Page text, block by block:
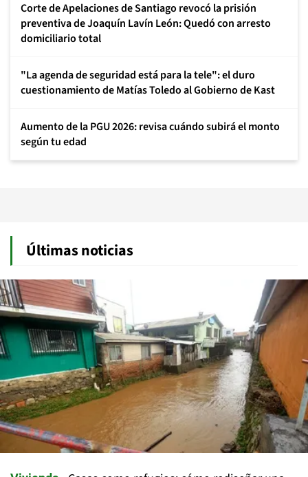
Corte de Apelaciones de Santiago revocó la prisión
preventiva de Joaquín Lavín León: Quedó con arresto
domiciliario total
"La agenda de seguridad está para la tele": el duro
cuestionamiento de Matías Toledo al Gobierno de Kast
Aumento de la PGU 2026: revisa cuándo subirá el monto
según tu edad
Últimas noticias